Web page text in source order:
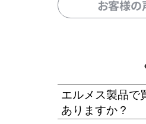
お客様
エルメス製品で
ありますか？